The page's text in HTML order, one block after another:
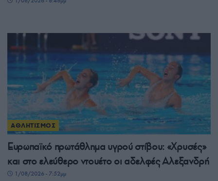
ΑΘΛΗΤΙΣΜΟΣ
Ευρωπαϊκό πρωτάθλημα υγρού στίβου: «Χρυσές»
και στο ελεύθερο ντουέτο οι αδελφές Αλεξανδρή
1/08/2026 - 7:52μμ